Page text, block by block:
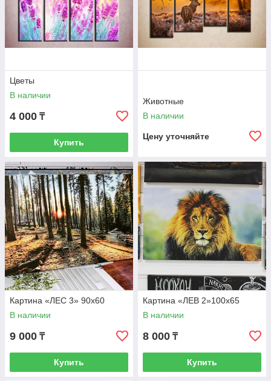
Цветы
В наличии
4 000 ₸
Купить
Животные
В наличии
Цену уточняйте
Картина «ЛЕС 3» 90х60
В наличии
9 000 ₸
Купить
Картина «ЛЕВ 2»100х65
В наличии
8 000 ₸
Купить